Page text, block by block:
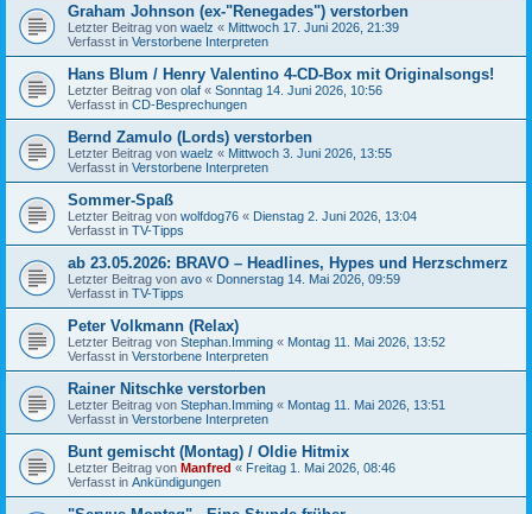
Graham Johnson (ex-"Renegades") verstorben
Letzter Beitrag von waelz « Mittwoch 17. Juni 2026, 21:39
Verfasst in Verstorbene Interpreten
Hans Blum / Henry Valentino 4-CD-Box mit Originalsongs!
Letzter Beitrag von olaf « Sonntag 14. Juni 2026, 10:56
Verfasst in CD-Besprechungen
Bernd Zamulo (Lords) verstorben
Letzter Beitrag von waelz « Mittwoch 3. Juni 2026, 13:55
Verfasst in Verstorbene Interpreten
Sommer-Spaß
Letzter Beitrag von wolfdog76 « Dienstag 2. Juni 2026, 13:04
Verfasst in TV-Tipps
ab 23.05.2026: BRAVO – Headlines, Hypes und Herzschmerz
Letzter Beitrag von avo « Donnerstag 14. Mai 2026, 09:59
Verfasst in TV-Tipps
Peter Volkmann (Relax)
Letzter Beitrag von Stephan.Imming « Montag 11. Mai 2026, 13:52
Verfasst in Verstorbene Interpreten
Rainer Nitschke verstorben
Letzter Beitrag von Stephan.Imming « Montag 11. Mai 2026, 13:51
Verfasst in Verstorbene Interpreten
Bunt gemischt (Montag) / Oldie Hitmix
Letzter Beitrag von Manfred « Freitag 1. Mai 2026, 08:46
Verfasst in Ankündigungen